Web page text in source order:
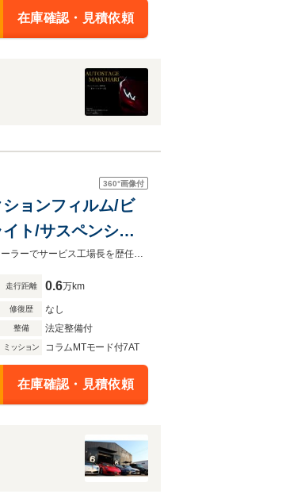
在庫確認・見積依頼
360°画像付
ョンフィルム/ビ
ト/サスペンショ
ー/ハイパワーハイ
国家一級整備士・国際認定故障診断士を保有する整備士によるアフターケア♪大手輸入車ディーラーでサービス工場長を歴任。適切なサポートにより納車後も安心してお乗り頂けます。
走行距離 0.6万km
修復歴 なし
整備 法定整備付
ミッション コラムMTモード付7AT
在庫確認・見積依頼